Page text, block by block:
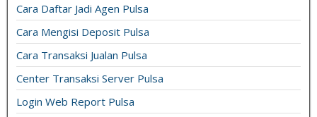
Cara Daftar Jadi Agen Pulsa
Cara Mengisi Deposit Pulsa
Cara Transaksi Jualan Pulsa
Center Transaksi Server Pulsa
Login Web Report Pulsa